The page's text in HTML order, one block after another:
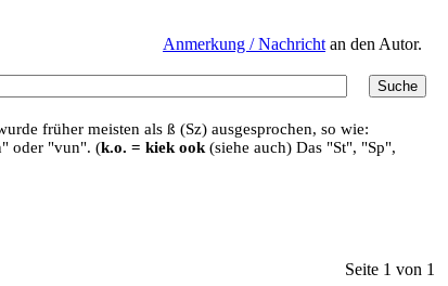
Anmerkung / Nachricht an den Autor.
früher meisten als ß (Sz) ausgesprochen, so wie:
oder "vun". (k.o. = kiek ook (siehe auch) Das "St", "Sp",
Seite 1 von 1